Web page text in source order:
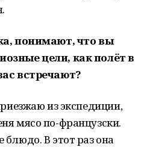
понимают, что вы
цели, как полёт в
встречают?
из экспедиции,
мясо по-французски.
В этот раз она